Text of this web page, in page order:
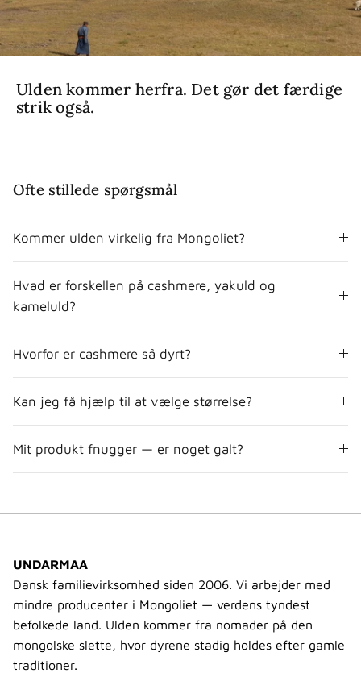
Ulden kommer herfra. Det gør det færdige
strik også.
Ofte stillede spørgsmål
Kommer ulden virkelig fra Mongoliet?
Hvad er forskellen på cashmere, yakuld og
kameluld?
Hvorfor er cashmere så dyrt?
Kan jeg få hjælp til at vælge størrelse?
Mit produkt fnugger — er noget galt?
UNDARMAA
Dansk familievirksomhed siden 2006. Vi arbejder med
mindre producenter i Mongoliet — verdens tyndest
befolkede land. Ulden kommer fra nomader på den
mongolske slette, hvor dyrene stadig holdes efter gamle
traditioner.